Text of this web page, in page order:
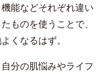
能などそれぞれ違い
ものを使うことで、
くなるはず。
分の肌悩みやライフ